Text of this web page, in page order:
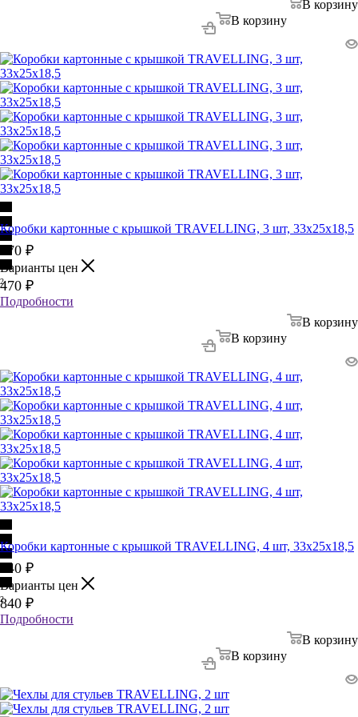
В корзину
В корзину
2
Коробки картонные с крышкой TRAVELLING, 3 шт, 33х25х18,5
470 ₽
Варианты цен
470 ₽
Подробности
В корзину
В корзину
2
Коробки картонные с крышкой TRAVELLING, 4 шт, 33х25х18,5
840 ₽
Варианты цен
840 ₽
Подробности
В корзину
В корзину